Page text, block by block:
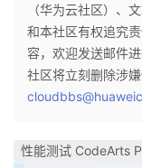
（华为云社区）、
和本社区有权追究
容，欢迎发送邮件
社区将立刻删除涉
性能测试 CodeArts